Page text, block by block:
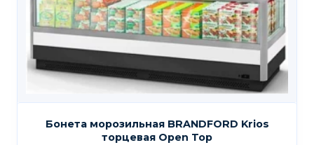
Бонета морозильная BRANDFORD Krios
торцевая Open Top